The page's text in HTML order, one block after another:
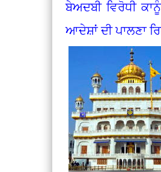
ਬੇਅਦਬੀ ਵਿਰੋਧੀ
ਆਦੇਸ਼ਾਂ ਦੀ ਪਾਲਣਾ